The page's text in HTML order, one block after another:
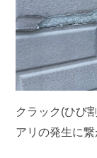
クラック(ひび
アリの発生に繋